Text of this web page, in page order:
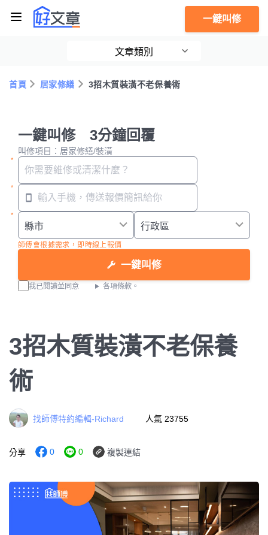
一鍵叫修
文章類別
首頁 居家修繕 3招木質裝潢不老保養術
一鍵叫修 3分鐘回覆
叫修項目：居家修繕/裝潢
師傅會根據需求，即時線上報價
一鍵叫修
我已閱讀並同意 各項條款。
3招木質裝潢不老保養
術
找師傅特約編輯-Richard 人氣 23755
分享 0 0 複製連結